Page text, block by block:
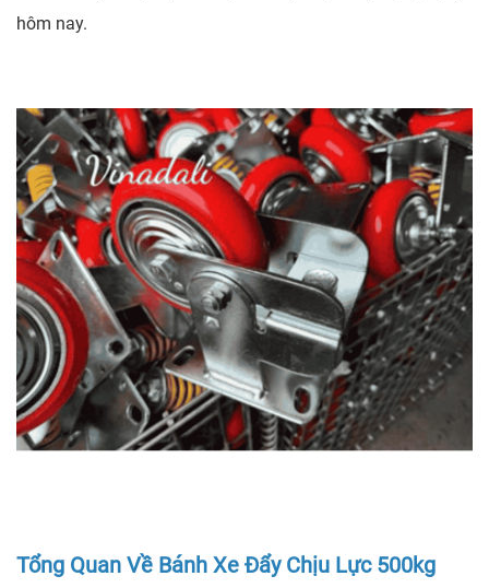
hôm nay.
Tổng Quan Về Bánh Xe Đẩy Chịu Lực 500kg